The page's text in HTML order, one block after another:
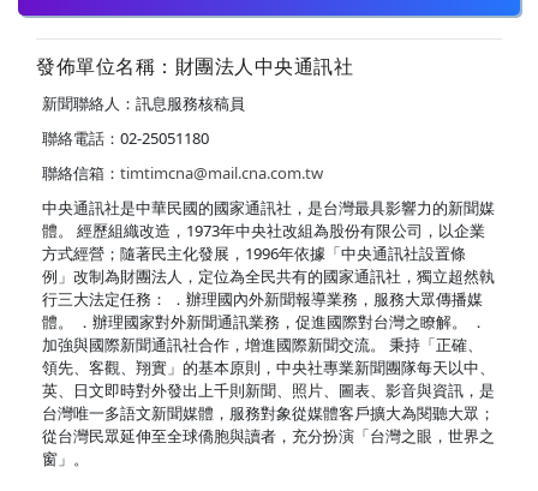
發佈單位名稱：財團法人中央通訊社
新聞聯絡人：訊息服務核稿員
聯絡電話：02-25051180
聯絡信箱： timtimcna@mail.cna.com.tw
中央通訊社是中華民國的國家通訊社，是台灣最具影響力的新聞媒
體。 經歷組織改造，1973年中央社改組為股份有限公司，以企業
方式經營；隨著民主化發展，1996年依據「中央通訊社設置條
例」改制為財團法人，定位為全民共有的國家通訊社，獨立超然執
行三大法定任務： ．辦理國內外新聞報導業務，服務大眾傳播媒
體。 ．辦理國家對外新聞通訊業務，促進國際對台灣之瞭解。 ．
加強與國際新聞通訊社合作，增進國際新聞交流。 秉持「正確、
領先、客觀、翔實」的基本原則，中央社專業新聞團隊每天以中、
英、日文即時對外發出上千則新聞、照片、圖表、影音與資訊，是
台灣唯一多語文新聞媒體，服務對象從媒體客戶擴大為閱聽大眾；
從台灣民眾延伸至全球僑胞與讀者，充分扮演「台灣之眼，世界之
窗」。